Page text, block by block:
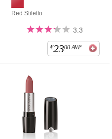
Red Stiletto
3.3
€2300 AVP